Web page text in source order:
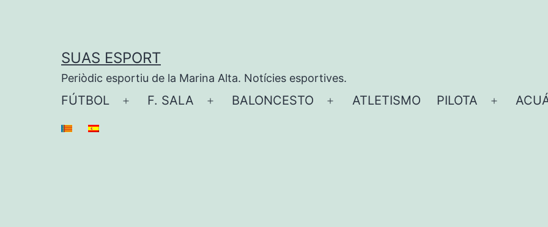
SUAS ESPORT
Periòdic esportiu de la Marina Alta. Notícies esportives.
FÚTBOL
Abrir
F. SALA
Abrir
BALONCESTO
Abrir
ATLETISMO PILOTA
Abrir